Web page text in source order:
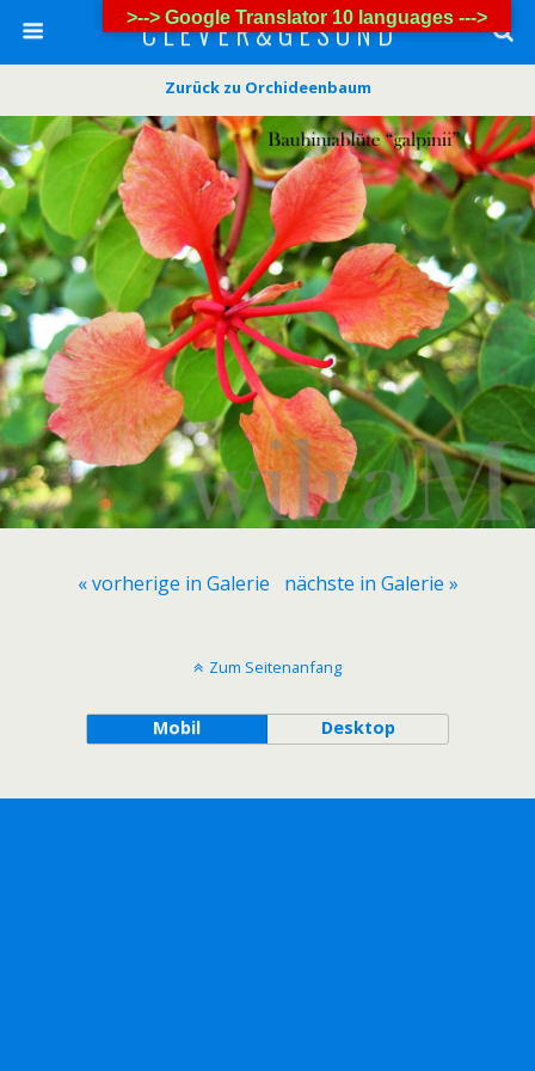
C L E V E R & G E S U N D
Zurück zu Orchideenbaum
« vorherige in Galerie nächste in Galerie »
Zum Seitenanfang
Mobil Desktop
>--> Google Translator 10 languages --->